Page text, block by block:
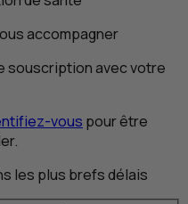
accompagner
souscription avec votre
vous pour être
les plus brefs délais